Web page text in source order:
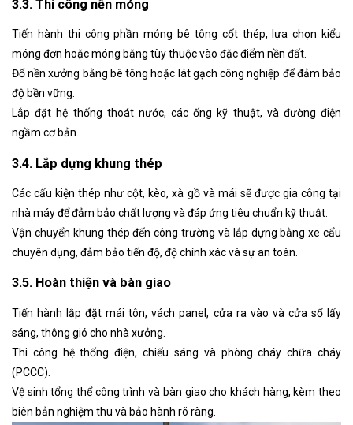
3.3. Thi công nền móng
Tiến hành thi công phần móng bê tông cốt thép, lựa chọn kiểu
móng đơn hoặc móng băng tùy thuộc vào đặc điểm nền đất.
Đổ nền xưởng bằng bê tông hoặc lát gạch công nghiệp để đảm bảo
độ bền vững.
Lắp đặt hệ thống thoát nước, các ống kỹ thuật, và đường điện
ngầm cơ bản.
3.4. Lắp dựng khung thép
Các cấu kiện thép như cột, kèo, xà gồ và mái sẽ được gia công tại
nhà máy để đảm bảo chất lượng và đáp ứng tiêu chuẩn kỹ thuật.
Vận chuyển khung thép đến công trường và lắp dựng bằng xe cẩu
chuyên dụng, đảm bảo tiến độ, độ chính xác và sự an toàn.
3.5. Hoàn thiện và bàn giao
Tiến hành lắp đặt mái tôn, vách panel, cửa ra vào và cửa sổ lấy
sáng, thông gió cho nhà xưởng.
Thi công hệ thống điện, chiếu sáng và phòng cháy chữa cháy
(PCCC).
Vệ sinh tổng thể công trình và bàn giao cho khách hàng, kèm theo
biên bản nghiệm thu và bảo hành rõ ràng.